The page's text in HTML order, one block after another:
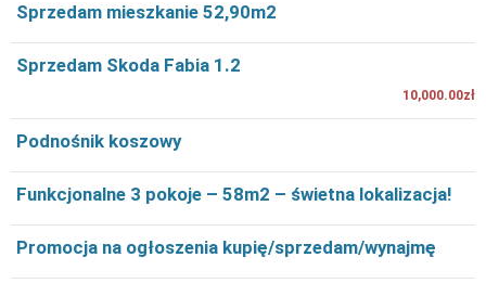
Sprzedam mieszkanie 52,90m2
Sprzedam Skoda Fabia 1.2
10,000.00zł
Podnośnik koszowy
Funkcjonalne 3 pokoje – 58m2 – świetna lokalizacja!
Promocja na ogłoszenia kupię/sprzedam/wynajmę